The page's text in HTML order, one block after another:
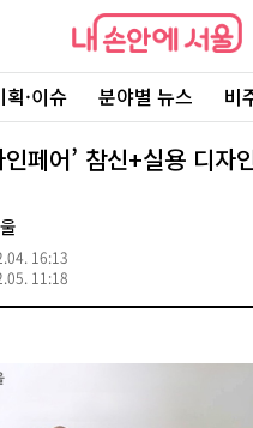
내
손
에
울
획·이슈 분야별 뉴스 비
페어’ 참신+실용 디자
16:13
11:18